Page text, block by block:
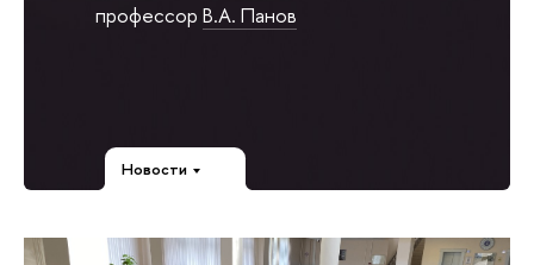
профессор В.А. Панов
Новости